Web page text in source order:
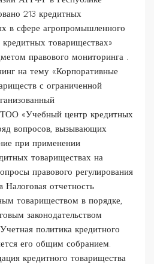
213 кредитных
в сфере агропромышленного
товариществах»
правового мониторинга .
на тему «Корпоративные
с ограниченной
ТОО «Учебный центр кредитных
вопросов, вызывающих
при применении
товариществах на
правового регулирования
отчетность
товариществом в порядке,
законодательством
политика кредитного
его общим собранием.
кредитного товарищества